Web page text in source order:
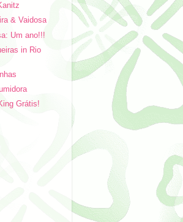
& Vaidosa
Um ano!!!
in Rio
Grátis!